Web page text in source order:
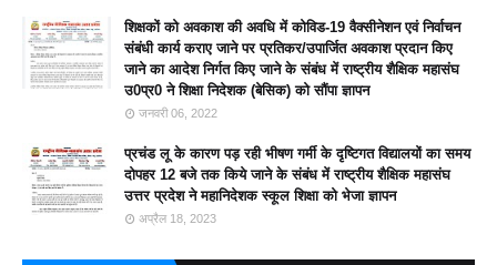
शिक्षकों को अवकाश की अवधि में कोविड-19 वैक्सीनेशन एवं निर्वाचन
संबंधी कार्य कराए जाने पर प्रतिकर/उपार्जित अवकाश प्रदान किए
जाने का आदेश निर्गत किए जाने के संबंध में राष्ट्रीय शैक्षिक महासंघ
उ0प्र0 ने शिक्षा निदेशक (बेसिक) को सौंपा ज्ञापन
जनवरी 06, 2022
प्रचंड लू के कारण पड़ रही भीषण गर्मी के दृष्टिगत विद्यालयों का समय
दोपहर 12 बजे तक किये जाने के संबंध में राष्ट्रीय शैक्षिक महासंघ
उत्तर प्रदेश ने महानिदेशक स्कूल शिक्षा को भेजा ज्ञापन
अप्रैल 18, 2023